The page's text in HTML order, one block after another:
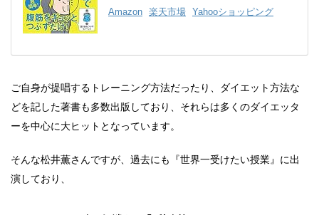
Amazon 楽天市場 Yahooショッピング
ご自身が提唱するトレーニング方法だったり、ダイエット方法な
どを記した著書も多数出版しており、それらは多くのダイエッタ
ーを中心に大ヒットとなっています。
そんな松井薫さんですが、過去にも『世界一受けたい授業』に出
演しており、